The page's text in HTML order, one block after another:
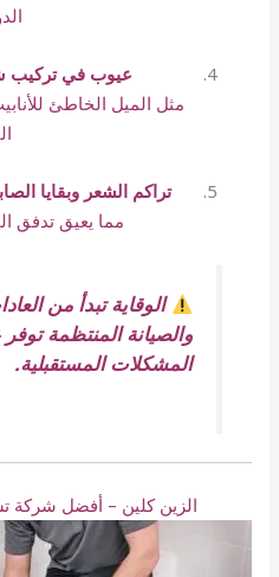
عيوب في تركيب
مثل الميل الخاطئ
تراكم الشعر وبقايا
مما يعيق تدفق
الوقاية تبدأ من
والصيانة المنتظمة
المشكلات المستقبلية.
الزين كلين – أفضل شركة